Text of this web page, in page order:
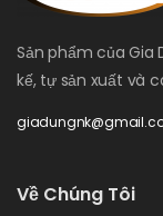
Sản phẩm của Gia
kế, tự sản xuất và
Về Chúng Tôi